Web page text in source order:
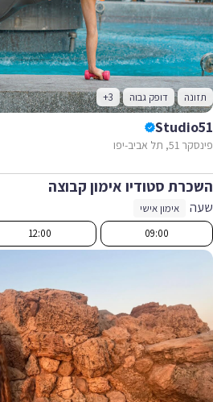
תזונה דופק גבוה +3
Studio51
פינסקר 51, תל אביב-יפו
השכרת סטודיו אימון קבוצה
שעה אימון אישי
09:00
12:00